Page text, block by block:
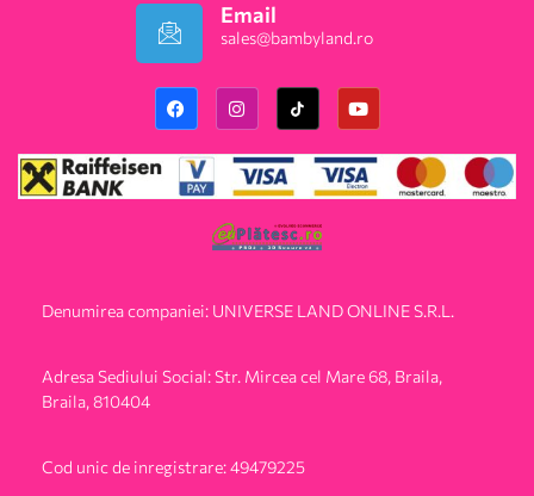
Email
sales@bambyland.ro​
Denumirea companiei: UNIVERSE LAND ONLINE S.R.L.
Adresa Sediului Social: Str. Mircea cel Mare 68, Braila,
Braila, 810404
Cod unic de inregistrare: 49479225